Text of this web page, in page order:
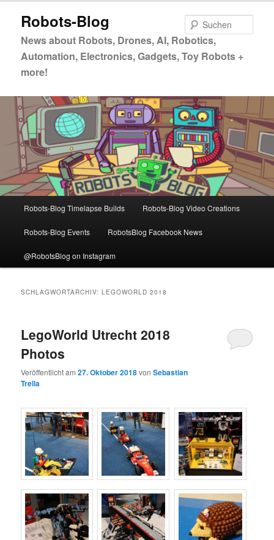
primären
springen
sekundären
springen
Robots-Blog
News about Robots, Drones, AI, Robotics,
Automation, Electronics, Gadgets, Toy Robots +
more!
Robots-Blog Timelapse Builds Robots-Blog Video Creations
Robots-Blog Events RobotsBlog Facebook News
@RobotsBlog on Instagram
SCHLAGWORTARCHIV:LEGOWORLD 2018
LegoWorld Utrecht 2018
Photos
Veröffentlicht am27. Oktober 2018vonSebastian
Trella